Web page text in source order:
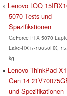
Lenovo LOQ
5070 Tests und
Spezifikationen
GeForce RTX 5070
Lake-HX i7-13650HX,
kg
Lenovo ThinkPad
Gen 14
und Spezifikationen